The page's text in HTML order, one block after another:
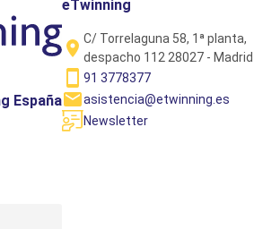
España
eTwinning
C/ Torrelaguna 58, 1ª planta,
despacho 112 28027 - Madrid
91 3778377
asistencia@etwinning.es
Newsletter